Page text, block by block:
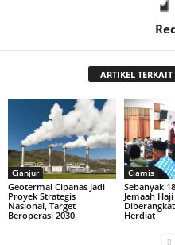
ARTIKEL TERKAIT
Cianjur
Geotermal Cipanas Jadi
Proyek Strategis
Nasional, Target
Beroperasi 2030
Ciamis
Sebanyak
Jemaah
Herdiat